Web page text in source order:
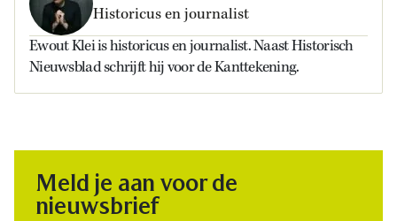
Historicus en journalist
Ewout Klei is historicus en journalist. Naast Historisch
Nieuwsblad schrijft hij voor de Kanttekening.
Meld je aan voor de
nieuwsbrief